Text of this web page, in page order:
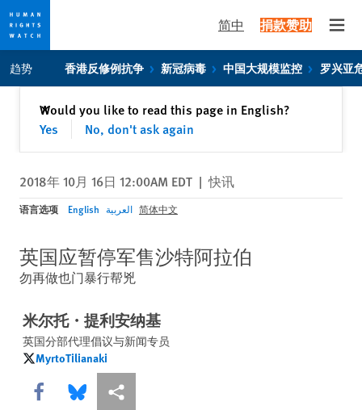
Skip
to
privacy
Skip
to
content
简中 捐款赞助
趋势 香港反修例抗争 新冠病毒 中国大规模监控 罗兴亚
Would you like to read this page in English?
Yes
No, don't ask again
✕关闭
2018年 10月 16日 12:00AM EDT | 快讯
语言选项 English العربية 简体中文
英国应暂停军售沙特阿拉伯
勿再做也门暴行帮兇
米尔托・提利安纳基
英国分部代理倡议与新闻专员
MyrtoTilianaki
MyrtoTilianaki
Share this via Facebook
Share this via Bluesky
More sharing options